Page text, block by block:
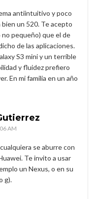
antiintuitivo y poco
bien un 520. Te acepto
pequeño) que el de
de las aplicaciones.
S3 mini y un terrible
y fluidez prefiero
En mi familia en un año
AM
se aburre con
Te invito a usar
un Nexus, o en su
g).